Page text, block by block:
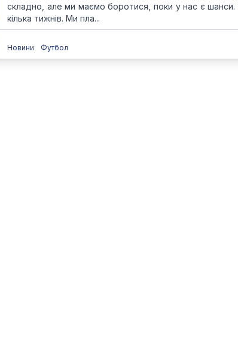
складно, але ми маємо боротися, поки у нас є
кілька тижнів. Ми пла...
Новини Футбол